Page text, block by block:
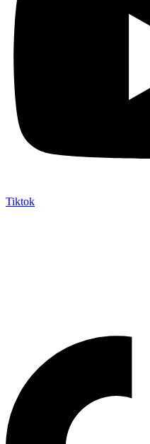
Tiktok